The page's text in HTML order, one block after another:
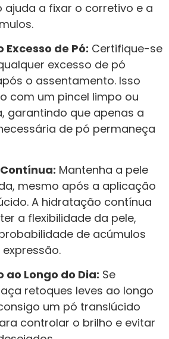
ajuda a fixar o corretivo e a
Excesso de Pó: Certifique-se
excesso de pó
o assentamento. Isso
com um pincel limpo ou
garantindo que apenas a
de pó permaneça
Mantenha a pele
mesmo após a aplicação
A hidratação contínua
a flexibilidade da pele,
de acúmulos
ao Longo do Dia: Se
retoques leves ao longo
um pó translúcido
controlar o brilho e evitar